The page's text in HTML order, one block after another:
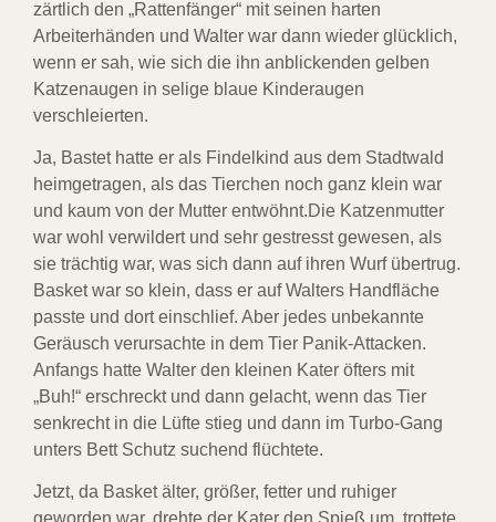
zärtlich den „Rattenfänger“ mit seinen harten
Arbeiterhänden und Walter war dann wieder glücklich,
wenn er sah, wie sich die ihn anblickenden gelben
Katzenaugen in selige blaue Kinderaugen
verschleierten.
Ja, Bastet hatte er als Findelkind aus dem Stadtwald
heimgetragen, als das Tierchen noch ganz klein war
und kaum von der Mutter entwöhnt.Die Katzenmutter
war wohl verwildert und sehr gestresst gewesen, als
sie trächtig war, was sich dann auf ihren Wurf übertrug.
Basket war so klein, dass er auf Walters Handfläche
passte und dort einschlief. Aber jedes unbekannte
Geräusch verursachte in dem Tier Panik-Attacken.
Anfangs hatte Walter den kleinen Kater öfters mit
„Buh!“ erschreckt und dann gelacht, wenn das Tier
senkrecht in die Lüfte stieg und dann im Turbo-Gang
unters Bett Schutz suchend flüchtete.
Jetzt, da Basket älter, größer, fetter und ruhiger